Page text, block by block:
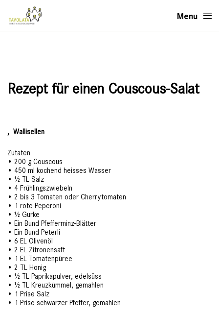
Menu
Rezept für einen Couscous-Salat
, Wallisellen
Zutaten
• 200 g Couscous
• 450 ml kochend heisses Wasser
• ½ TL Salz
• 4 Frühlingszwiebeln
• 2 bis 3 Tomaten oder Cherrytomaten
• 1 rote Peperoni
• ½ Gurke
• Ein Bund Pfefferminz-Blätter
• Ein Bund Peterli
• 6 EL Olivenöl
• 2 EL Zitronensaft
• 1 EL Tomatenpüree
• 2 TL Honig
• ½ TL Paprikapulver, edelsüss
• ½ TL Kreuzkümmel, gemahlen
• 1 Prise Salz
• 1 Prise schwarzer Pfeffer, gemahlen